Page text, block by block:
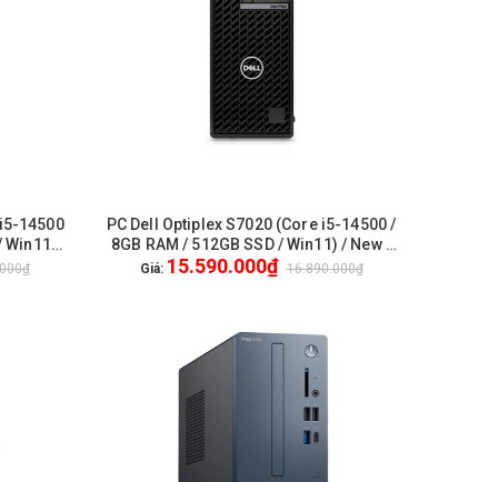
14500
Win11) /
HẾT HÀNG
PC Dell Optiplex S7020 (Core i5-14500 /
8GB RAM / 512GB SSD / Win11) / New /
1Yr Pro
Giá: 15.590.000₫ 16.890.000₫